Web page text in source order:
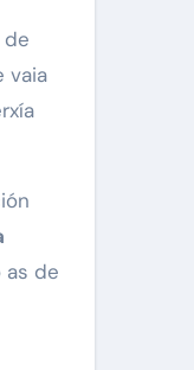
de
vaia
as de